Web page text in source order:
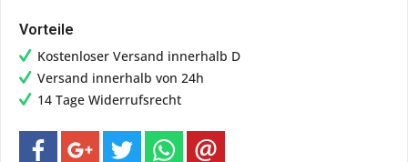
Vorteile
Kostenloser Versand innerhalb D
Versand innerhalb von 24h
14 Tage Widerrufsrecht